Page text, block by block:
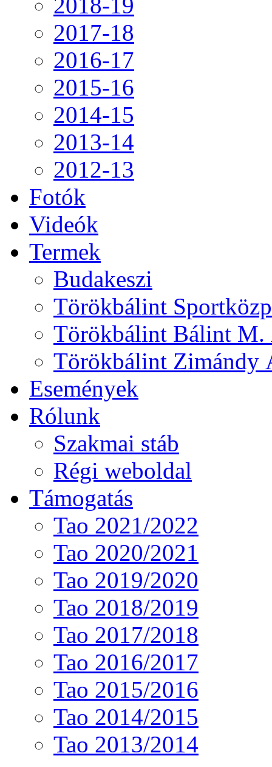
2017-18
2016-17
2015-16
2014-15
2013-14
2012-13
Fotók
Videók
Termek
Budakeszi
Törökbálint
Törökbálint Bálint
Törökbálint Zimándy
Események
Rólunk
Szakmai stáb
Régi weboldal
Támogatás
Tao 2021/2022
Tao 2020/2021
Tao 2019/2020
Tao 2018/2019
Tao 2017/2018
Tao 2016/2017
Tao 2015/2016
Tao 2014/2015
Tao 2013/2014